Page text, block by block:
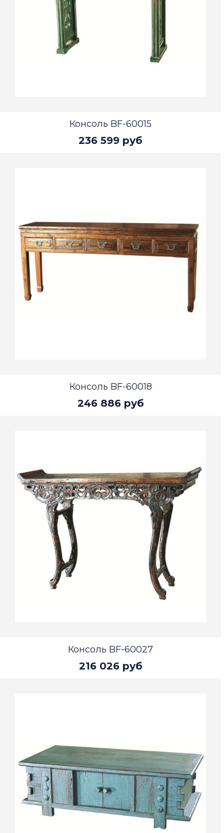
Консоль BF-60015
236 599 руб
Консоль BF-60018
246 886 руб
Консоль BF-60027
216 026 руб